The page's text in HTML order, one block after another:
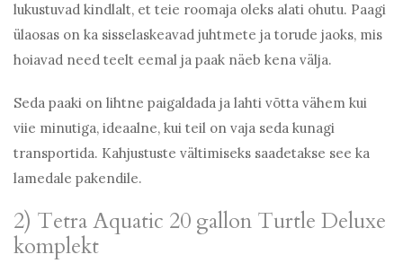
lukustuvad kindlalt, et teie roomaja oleks alati ohutu. Paagi
ülaosas on ka sisselaskeavad juhtmete ja torude jaoks, mis
hoiavad need teelt eemal ja paak näeb kena välja.
Seda paaki on lihtne paigaldada ja lahti võtta vähem kui
viie minutiga, ideaalne, kui teil on vaja seda kunagi
transportida. Kahjustuste vältimiseks saadetakse see ka
lamedale pakendile.
2) Tetra Aquatic 20 gallon Turtle Deluxe
komplekt